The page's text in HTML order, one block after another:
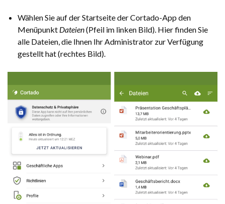
Wählen Sie auf der Startseite der Cortado-App den
Menüpunkt Dateien(Pfeil im linken Bild). Hier finden Sie
alle Dateien, die Ihnen Ihr Administrator zur Verfügung
gestellt hat (rechtes Bild).